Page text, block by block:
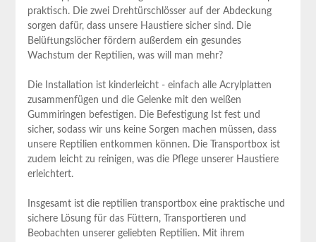
praktisch. Die zwei Drehtürschlösser auf der Abdeckung
sorgen dafür,⁣ dass‍ unsere Haustiere sicher sind. Die
Belüftungslöcher fördern außerdem ⁤ein gesundes⁢
Wachstum ⁤der Reptilien, was will man mehr?
Die Installation ist kinderleicht -‌ einfach alle Acrylplatten
zusammenfügen ⁢und die Gelenke mit den weißen
Gummiringen ⁢befestigen. Die Befestigung ‍Ist fest und​
sicher, sodass wir uns keine Sorgen machen müssen, dass
unsere Reptilien entkommen ‍können. Die Transportbox ist
zudem leicht ‍zu reinigen, was die Pflege unserer Haustiere
erleichtert.
Insgesamt ist die reptilien transportbox eine praktische und
sichere Lösung für das ‍Füttern, Transportieren und
Beobachten ‍unserer⁣ geliebten​ Reptilien. Mit ihrem⁤